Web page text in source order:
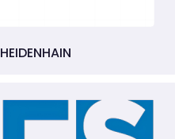
HEIDENHAIN